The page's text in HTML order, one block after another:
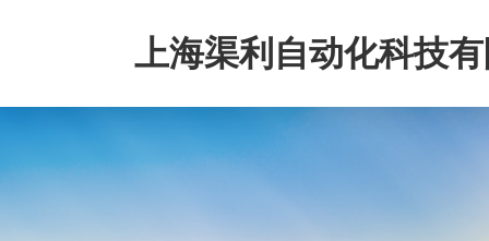
上海渠利自动化科技